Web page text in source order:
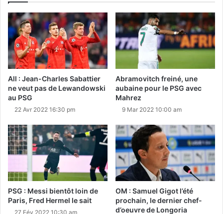
All : Jean-Charles Sabattier
ne veut pas de Lewandowski
au PSG
22 Avr 2022 16:30 pm
Abramovitch freiné, une
aubaine pour le PSG avec
Mahrez
9 Mar 2022 10:00 am
PSG : Messi bientôt loin de
Paris, Fred Hermel le sait
27 Fév 2022 10:30 am
OM : Samuel Gigot l’été
prochain, le dernier chef-
d’oeuvre de Longoria